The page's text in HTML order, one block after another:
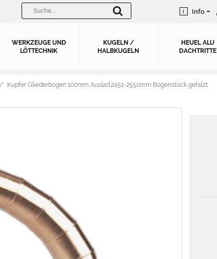
Info
WERKZEUGE UND
LÖTTECHNIK
KUGELN /
HALBKUGELN
HEUEL ALU
DACHTRITTE
Kupfer Gliederbogen 100mm Auslad.2451-2550mm Bogenstück gefalzt